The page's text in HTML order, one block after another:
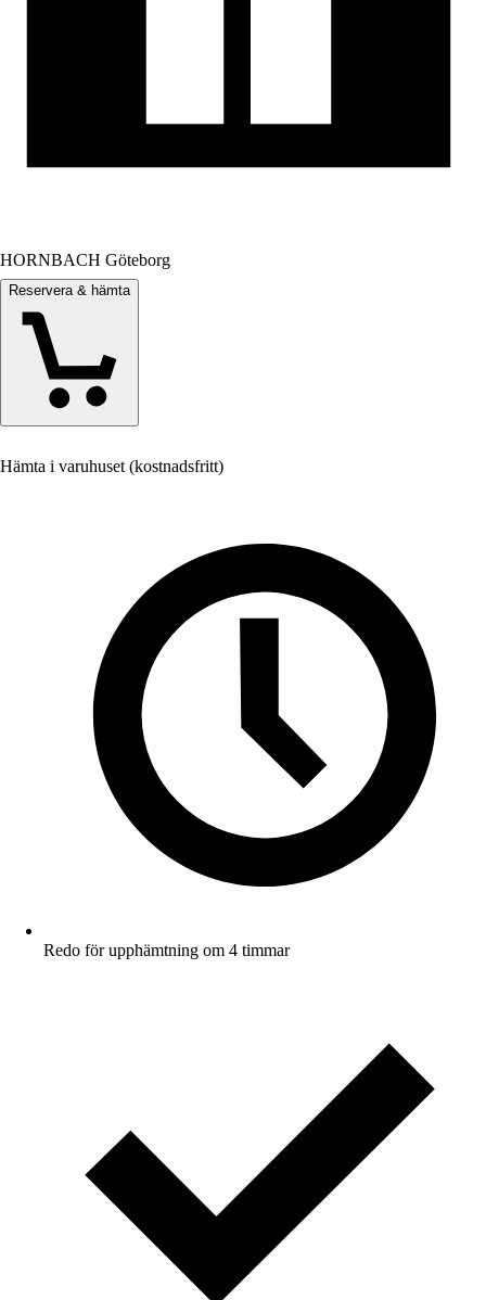
HORNBACH Göteborg
Reservera & hämta
Hämta i varuhuset (kostnadsfritt)
Redo för upphämtning om 4 timmar